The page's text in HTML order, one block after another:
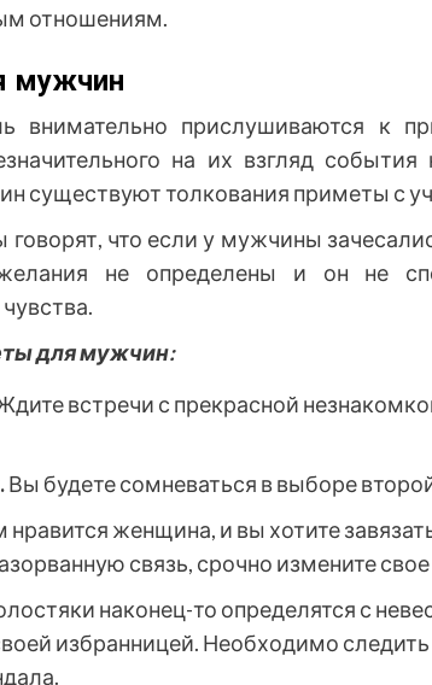
отношениям.
мужчин
внимательно прислушиваются к
на их взгляд
существуют толкования приметы с
что если у мужчины
не определены и он не
для мужчин:
встречи с прекрасной
Вы будете сомневаться в выборе
нравится женщина, и вы хотите
связь, срочно измените
наконец-то определятся с
избранницей. Необходимо